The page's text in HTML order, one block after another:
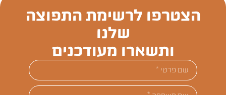
הצטרפו לרשימת התפוצה
שלנו
ותשארו מעודכנים